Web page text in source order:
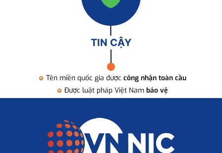
TIN CẬY
Tên miền quốc gia được công nhận toàn cầu
Được luật pháp Việt Nam bảo vệ